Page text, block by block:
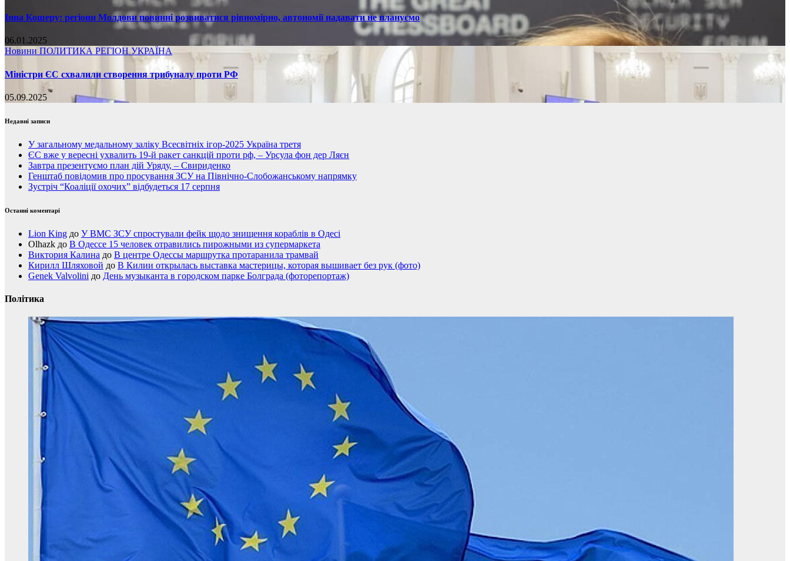
Інна Кошеру: регіони Молдови повинні розвиватися рівномірно, автономії надавати не плануємо
06.01.2025
Новини ПОЛИТИКА РЕГІОНУКРАЇНА
Міністри ЄС схвалили створення трибуналу проти РФ
05.09.2025
Недавні записи
У загальному медальному заліку Всесвітніх ігор-2025 Україна третя
ЄС вже у вересні ухвалить 19-й ракет санкцій проти рф, – Урсула фон дер Ляєн
Завтра презентуємо план дій Уряду, – Свириденко
Генштаб повідомив про просування ЗСУ на Північно-Слобожанському напрямку
Зустріч “Коаліції охочих” відбудеться 17 серпня
Останні коментарі
Lion King до У ВМС ЗСУ спростували фейк щодо знищення кораблів в Одесі
Olhazk до В Одессе 15 человек отравились пирожными из супермаркета
Виктория Калина до В центре Одессы маршрутка протаранила трамвай
Кирилл Шляховой до В Килии открылась выставка мастерицы, которая вышивает без рук (фото)
Genek Valvolini до День музыканта в городском парке Болграда (фоторепортаж)
Політика